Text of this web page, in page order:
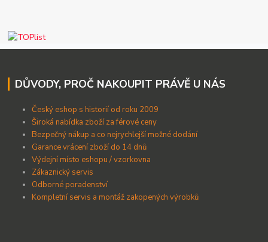
DŮVODY, PROČ NAKOUPIT PRÁVĚ U NÁS
Český eshop s historií od roku 2009
Široká nabídka zboží za férové ceny
Bezpečný nákup a co nejrychlejší možné dodání
Garance vrácení zboží do 14 dnů
Výdejní místo eshopu / vzorkovna
Zákaznický servis
Odborné poradenství
Kompletní servis a montáž zakopených výrobků